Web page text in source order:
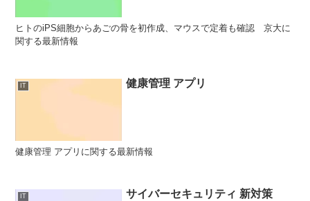
ヒトのiPS細胞からあごの骨を初作成、マウスで定着も確認 京大に
関する最新情報
IT 健康管理 アプリ
健康管理 アプリに関する最新情報
IT サイバーセキュリティ 新対策